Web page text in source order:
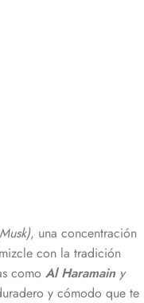
Musk), una concentración
con la tradición
como Al Haramain y
y cómodo que te